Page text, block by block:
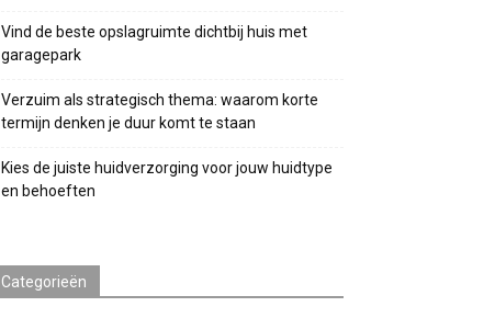
Vind de beste opslagruimte dichtbij huis met
garagepark
Verzuim als strategisch thema: waarom korte
termijn denken je duur komt te staan
Kies de juiste huidverzorging voor jouw huidtype
en behoeften
Categorieën